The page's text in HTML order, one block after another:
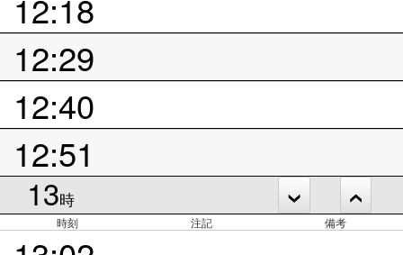
12:18
12:29
12:40
12:51
13時
時刻 注記 備考